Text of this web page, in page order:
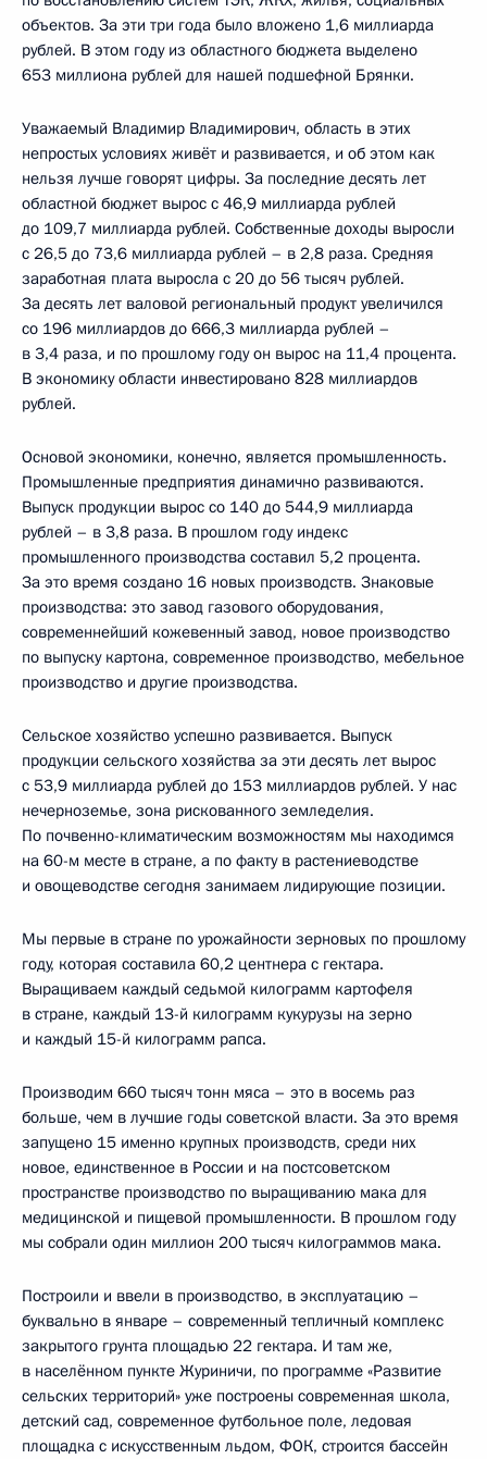
объектов. За эти три года было вложено 1,6 миллиарда
рублей. В этом году из областного бюджета выделено
653 миллиона рублей для нашей подшефной Брянки.
Уважаемый Владимир Владимирович, область в этих
непростых условиях живёт и развивается, и об этом как
нельзя лучше говорят цифры. За последние десять лет
областной бюджет вырос с 46,9 миллиарда рублей
до 109,7 миллиарда рублей. Собственные доходы выросли
с 26,5 до 73,6 миллиарда рублей – в 2,8 раза. Средняя
заработная плата выросла с 20 до 56 тысяч рублей.
За десять лет валовой региональный продукт увеличился
со 196 миллиардов до 666,3 миллиарда рублей –
в 3,4 раза, и по прошлому году он вырос на 11,4 процента.
В экономику области инвестировано 828 миллиардов
рублей.
Основой экономики, конечно, является промышленность.
Промышленные предприятия динамично развиваются.
Выпуск продукции вырос со 140 до 544,9 миллиарда
рублей – в 3,8 раза. В прошлом году индекс
промышленного производства составил 5,2 процента.
За это время создано 16 новых производств. Знаковые
производства: это завод газового оборудования,
современнейший кожевенный завод, новое производство
по выпуску картона, современное производство, мебельное
производство и другие производства.
Сельское хозяйство успешно развивается. Выпуск
продукции сельского хозяйства за эти десять лет вырос
с 53,9 миллиарда рублей до 153 миллиардов рублей. У нас
нечерноземье, зона рискованного земледелия.
По почвенно-климатическим возможностям мы находимся
на 60-м месте в стране, а по факту в растениеводстве
и овощеводстве сегодня занимаем лидирующие позиции.
Мы первые в стране по урожайности зерновых по прошлому
году, которая составила 60,2 центнера с гектара.
Выращиваем каждый седьмой килограмм картофеля
в стране, каждый 13-й килограмм кукурузы на зерно
и каждый 15-й килограмм рапса.
Производим 660 тысяч тонн мяса – это в восемь раз
больше, чем в лучшие годы советской власти. За это время
запущено 15 именно крупных производств, среди них
новое, единственное в России и на постсоветском
пространстве производство по выращиванию мака для
медицинской и пищевой промышленности. В прошлом году
мы собрали один миллион 200 тысяч килограммов мака.
Построили и ввели в производство, в эксплуатацию –
буквально в январе – современный тепличный комплекс
закрытого грунта площадью 22 гектара. И там же,
в населённом пункте Журиничи, по программе «Развитие
сельских территорий» уже построены современная школа,
детский сад, современное футбольное поле, ледовая
площадка с искусственным льдом, ФОК, строится бассейн